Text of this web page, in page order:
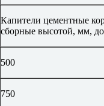
Капители цементные
сборные высотой, мм,
500
750